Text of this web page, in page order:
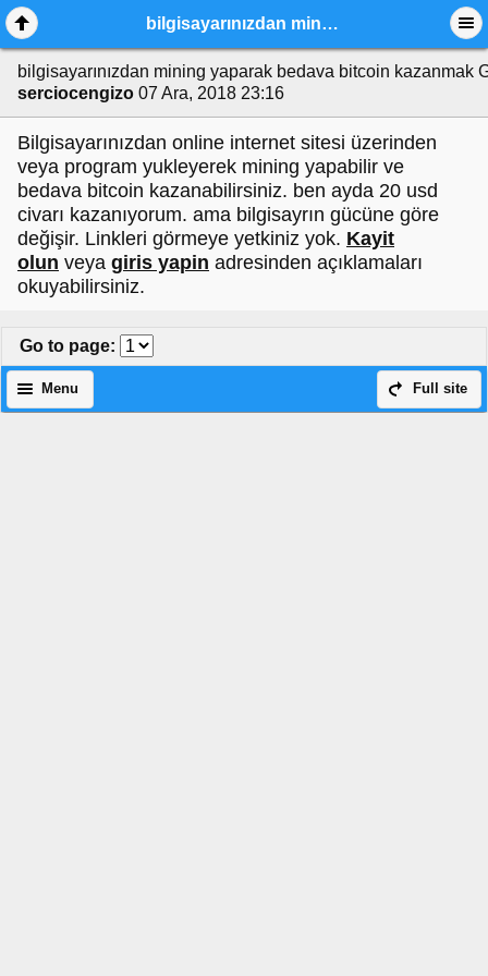
bilgisayarınızdan mining yaparak bedava bitcoin kazanmak
bilgisayarınızdan mining yaparak bedava bitcoin kazanmak
serciocengizo 07 Ara, 2018 23:16
Bilgisayarınızdan online internet sitesi üzerinden
veya program yukleyerek mining yapabilir ve
bedava bitcoin kazanabilirsiniz. ben ayda 20 usd
civarı kazanıyorum. ama bilgisayrın gücüne göre
değişir. Linkleri görmeye yetkiniz yok. Kayit
olun veya giris yapin adresinden açıklamaları
okuyabilirsiniz.
Go to page:
Full site
Menu